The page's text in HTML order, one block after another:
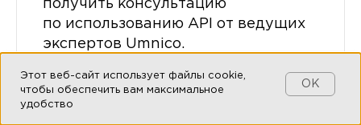
получить консультацию
по использованию API от ведущих
экспертов Umnico.
Можно ли потерять сообщение
Этот веб-сайт использует файлы cookie,
чтобы обеспечить вам максимальное
удобство
OK